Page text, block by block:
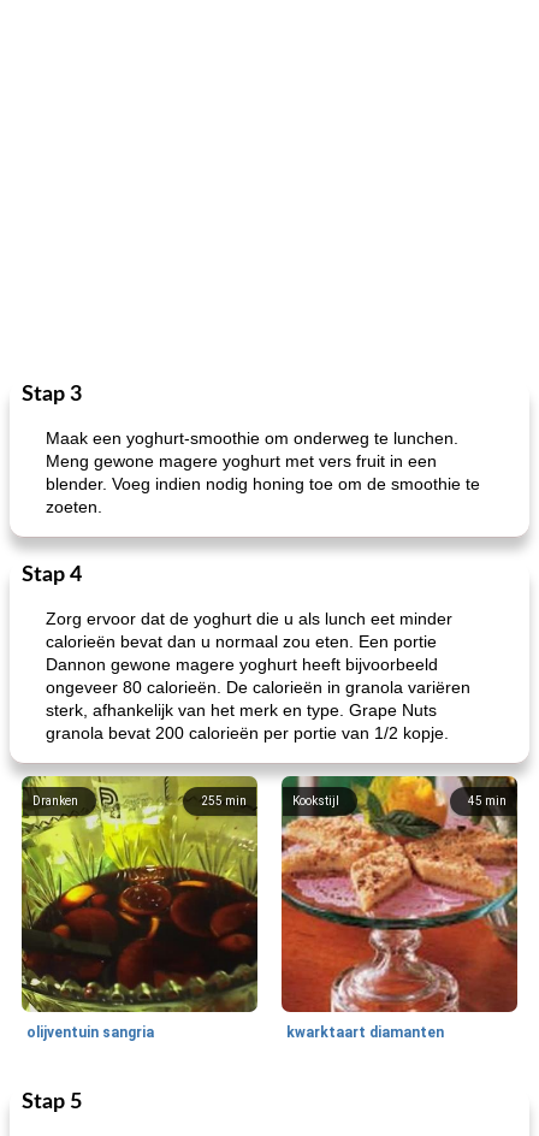
Stap 3
Maak een yoghurt-smoothie om onderweg te lunchen.
Meng gewone magere yoghurt met vers fruit in een
blender. Voeg indien nodig honing toe om de smoothie te
zoeten.
Stap 4
Zorg ervoor dat de yoghurt die u als lunch eet minder
calorieën bevat dan u normaal zou eten. Een portie
Dannon gewone magere yoghurt heeft bijvoorbeeld
ongeveer 80 calorieën. De calorieën in granola variëren
sterk, afhankelijk van het merk en type. Grape Nuts
granola bevat 200 calorieën per portie van 1/2 kopje.
255min
Dranken
olijventuin sangria
45 min
Kookstijl
kwarktaart diamanten
Feestdagen en evenementen
Stap 5